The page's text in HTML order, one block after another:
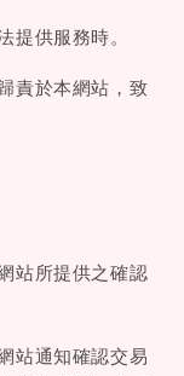
提供服務時。
責於本網站，致
站所提供之確認
站通知確認交易